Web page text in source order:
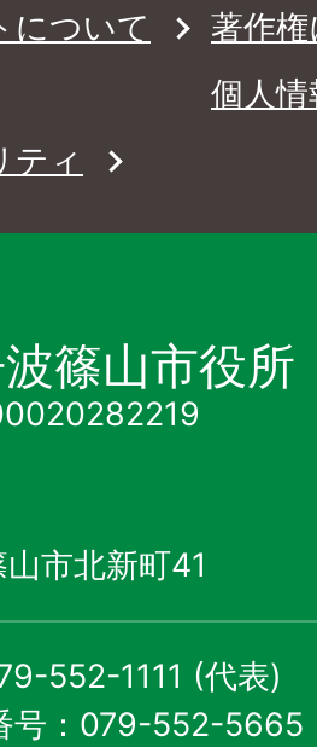
について
著作
個人
ティ
篠山市役所
市北新町41
552-1111 (代表)
号：079-552-5665